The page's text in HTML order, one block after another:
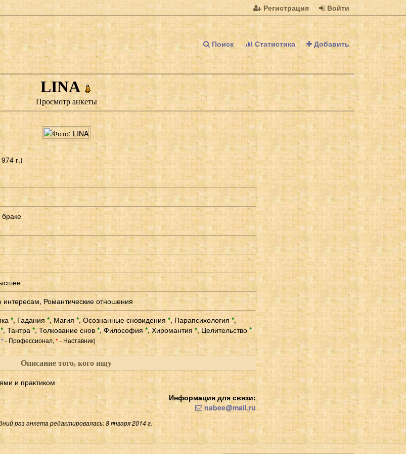
Регистрация Войти
Поиск Статистика Добавить
LINA
Просмотр анкеты
г.)
Романтические отношения
*, Гадания*, Магия *, Осознанные сновидения *, Парапсихология *,
*, Тантра *,Толкование снов*,Философия *,Хиромантия *,Целительство*
* - Профессионал, *- Наставник)
Описание того, кого ищу
и практиком
Информация для связи:
nabee@mail.ru
раз анкета редактировалась: 8 января 2014 г.